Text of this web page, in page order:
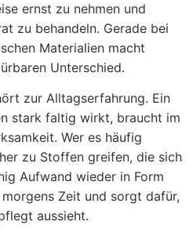
ernst zu nehmen und
zu behandeln. Gerade bei
Materialien macht
Unterschied.
zur Alltagserfahrung. Ein
stark faltig wirkt, braucht im
Wer es häufig
zu Stoffen greifen, die sich
Aufwand wieder in Form
Zeit und sorgt dafür,
aussieht.